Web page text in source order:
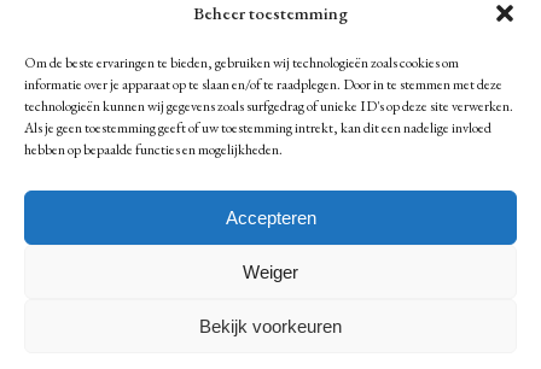
Beheer toestemming
Om de beste ervaringen te bieden, gebruiken wij technologieën zoals cookies om
informatie over je apparaat op te slaan en/of te raadplegen. Door in te stemmen met deze
technologieën kunnen wij gegevens zoals surfgedrag of unieke ID's op deze site verwerken.
Als je geen toestemming geeft of uw toestemming intrekt, kan dit een nadelige invloed
hebben op bepaalde functies en mogelijkheden.
Accepteren
Weiger
Bekijk voorkeuren
BETAALMOGELIJKHEDEN